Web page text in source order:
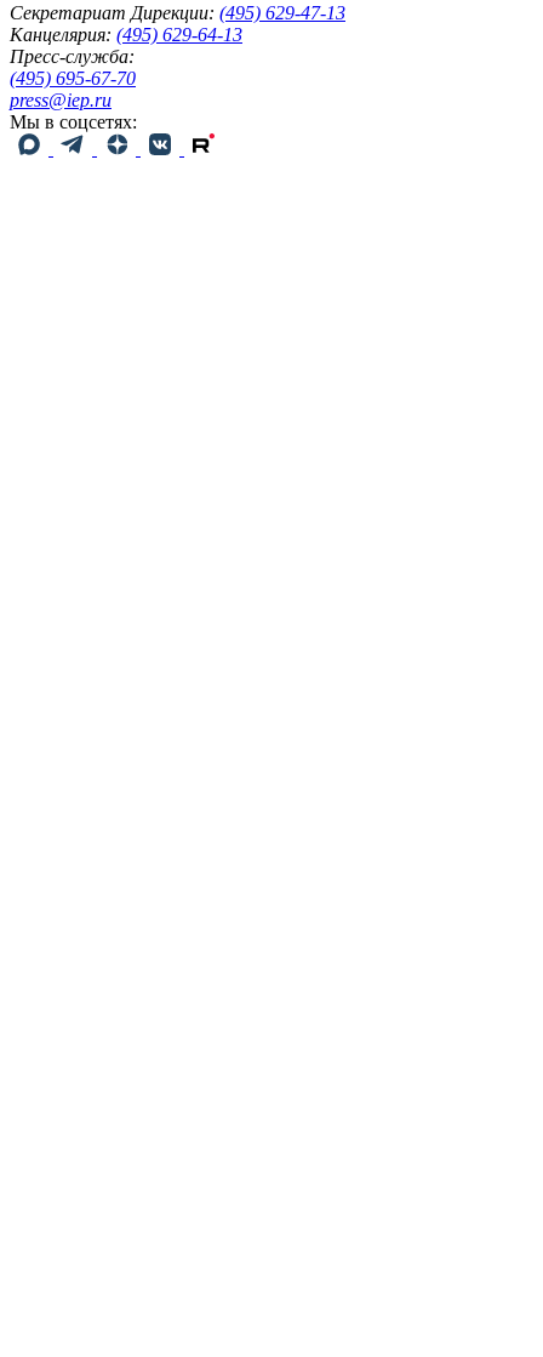
Секретариат Дирекции: (495) 629-47-13
Канцелярия: (495) 629-64-13
Пресс-служба:
(495) 695-67-70
press@iep.ru
Мы в соцсетях: